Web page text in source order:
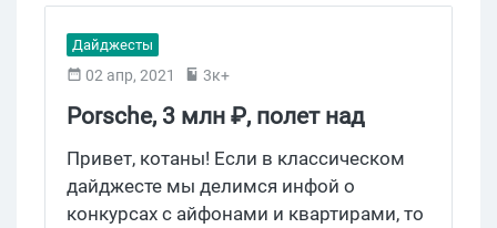
Дайджесты
02 апр, 2021 3к+
Porsche, 3 млн ₽, полет над
Каппадокией и турнир по Mortal
Kombat 11 для арбитражников
Привет, котаны! Если в классическом
дайджесте мы делимся инфой о
конкурсах с айфонами и квартирами, то